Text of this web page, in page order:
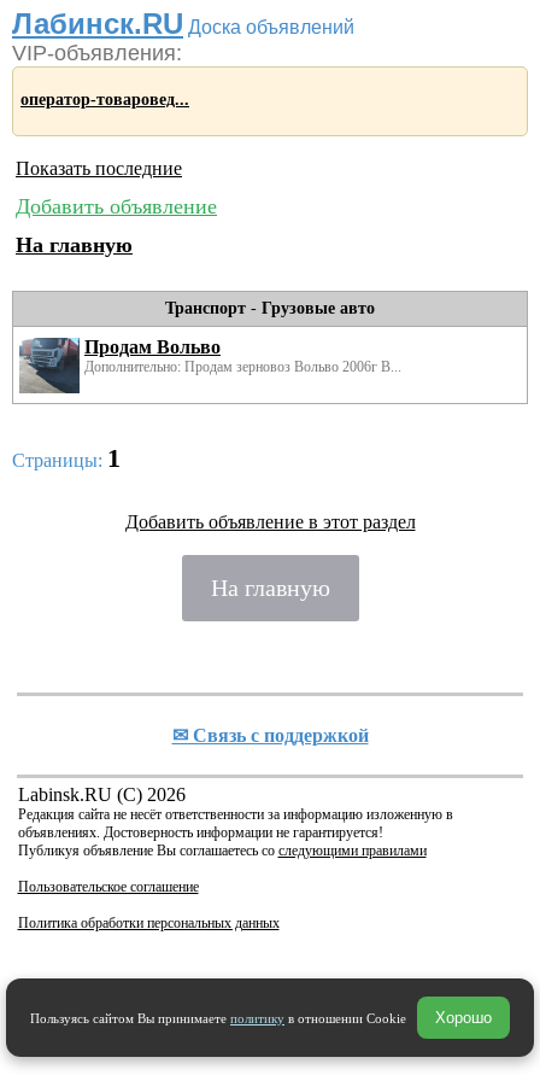
Лабинск.RU Доска объявлений
VIP-объявления:
оператор-товаровед...
Показать последние
Добавить объявление
На главную
Транспорт - Грузовые авто
Продам Вольво
Дополнительно: Продам зерновоз Вольво 2006г В...
Страницы: 1
Добавить объявление в этот раздел
На главную
✉ Cвязь с поддержкой
Labinsk.RU (C) 2026
Редакция сайта не несёт ответственности за информацию изложенную в
объявлениях. Достоверность информации не гарантируется!
Публикуя объявление Вы соглашаетесь со следующими правилами
Пользовательское соглашение
Политика обработки персональных данных
Пользуясь сайтом Вы принимаете политику в отношении Cookie Хорошо